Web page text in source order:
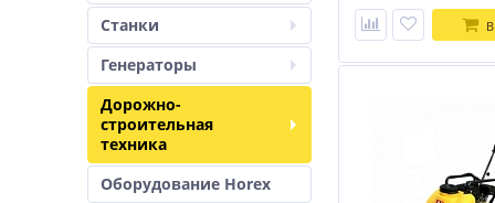
Станки
Генераторы
Дорожно-
строительная
техника
Оборудование Horex